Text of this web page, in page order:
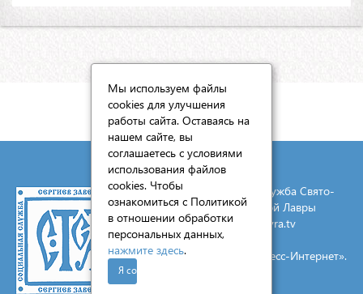
КАРТА САЙТА
© 2026 Социальная служба Свято-
Троицкой Сергиевой Лавры
E-mail:mail@lavra.tv
Создание сайта - «Экспресс-Интернет».
Мы используем файлы
cookies для улучшения
работы сайта. Оставаясь на
нашем сайте, вы
соглашаетесь с условиями
использования файлов
cookies. Чтобы
ознакомиться с Политикой
в отношении обработки
персональных данных,
нажмите здесь.
Я согласен